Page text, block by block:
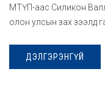
МТҮП-аас Силикон
олон улсын зах зээлд
ДЭЛГЭРЭНГҮЙ